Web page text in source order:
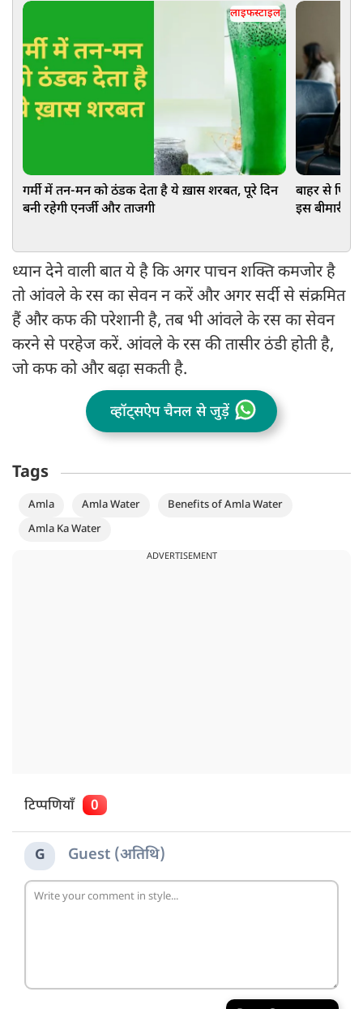
लाइफस्टाइल
गर्मी में तन-मन को ठंडक देता है ये ख़ास शरबत, पूरे दिन
बनी रहेगी एनर्जी और ताजगी
बाहर से फिट
इस बीमारी
ध्यान देने वाली बात ये है कि अगर पाचन शक्ति कमजोर है
तो आंवले के रस का सेवन न करें और अगर सर्दी से संक्रमित
हैं और कफ की परेशानी है, तब भी आंवले के रस का सेवन
करने से परहेज करें. आंवले के रस की तासीर ठंडी होती है,
जो कफ को और बढ़ा सकती है.
व्हॉट्सऐप चैनल से जुड़ें
Tags
Amla Amla Water
Benefits of Amla Water
Amla Ka Water
ADVERTISEMENT
टिप्पणियाँ 0
G Guest (अतिथि)